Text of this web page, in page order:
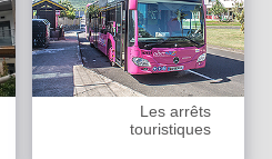
Les arrêts
touristiques